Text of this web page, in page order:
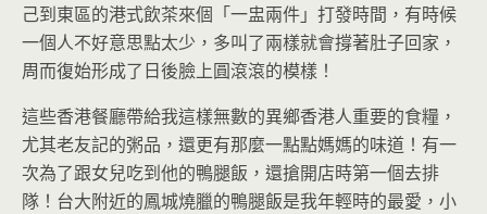
己到東區的港式飲茶來個「一盅兩件」打發時間，有時候
一個人不好意思點太少，多叫了兩樣就會撐著肚子回家，
周而復始形成了日後臉上圓滾滾的模樣！
這些香港餐廳帶給我這樣無數的異鄉香港人重要的食糧，
尤其老友記的粥品，還更有那麼一點點媽媽的味道！有一
次為了跟女兒吃到他的鴨腿飯，還搶開店時第一個去排
隊！台大附近的鳳城燒臘的鴨腿飯是我年輕時的最愛，小